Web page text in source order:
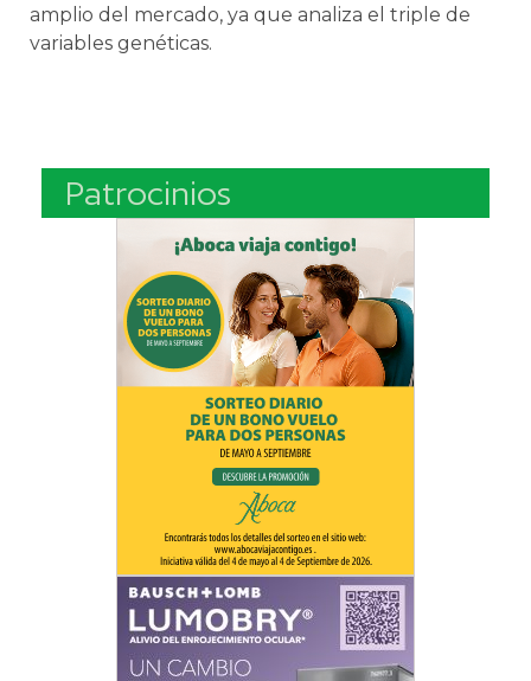
ampl io del mercado, ya que anal iza el triple de
variables genéticas.
Patrocinios